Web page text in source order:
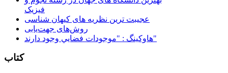
فیزیک
عجیبت ترین نظریه های کیهان شناسی
روش‌های جهت‌یابی
هاوكينگ : "موجودات فضايي وجود دارند"
کتاب